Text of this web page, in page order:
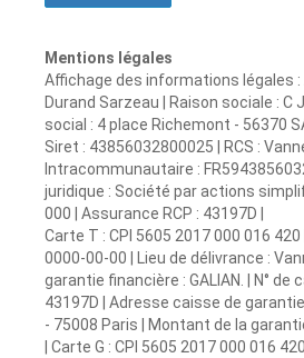
Mentions légales
Affichage des informations légales
Durand Sarzeau | Raison sociale : C
social : 4 place Richemont - 56370
Siret : 43856032800025 | RCS :
Intracommunautaire :
juridique : Société par actions
000 | Assurance RCP : 43197D |
Carte T : CPI 5605 2017 000 016
0000-00-00 | Lieu de délivrance :
garantie financière : GALIAN. | N° de
43197D | Adresse caisse de
- 75008 Paris | Montant de la
| Carte G : CPI 5605 2017 000 016